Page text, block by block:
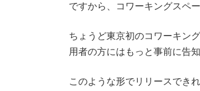
ですから、コワーキングスペ
ちょうど東京初のコワーキン
用者の方にはもっと事前に告
このような形でリリースでき